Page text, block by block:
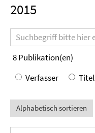
2015
Suchbegriff
8Publikation(en)
Verfasser
Titel
Alphabetisch sortieren